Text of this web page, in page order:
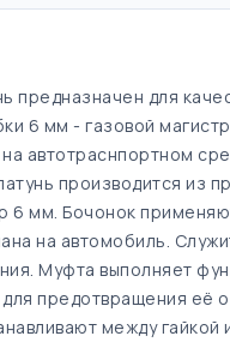
предназначен для
6 мм - газовой
автотраснпортном
производится из
6 мм. Бочонок
на автомобиль.
Муфта выполняет
предотвращения её
между гайкой